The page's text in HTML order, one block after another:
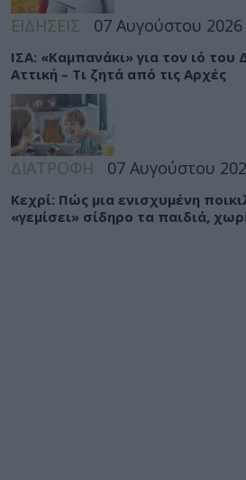
ΕΙΔΗΣΕΙΣ 07 Αυγούστου 2026
ΙΣΑ: «Καμπανάκι» για τον ιό του
Αττική – Τι ζητά από τις Αρχές
ΔΙΑΤΡΟΦΗ 07 Αυγούστου
Κεχρί: Πώς μια ενισχυμένη
«γεμίσει» σίδηρο τα παιδιά,